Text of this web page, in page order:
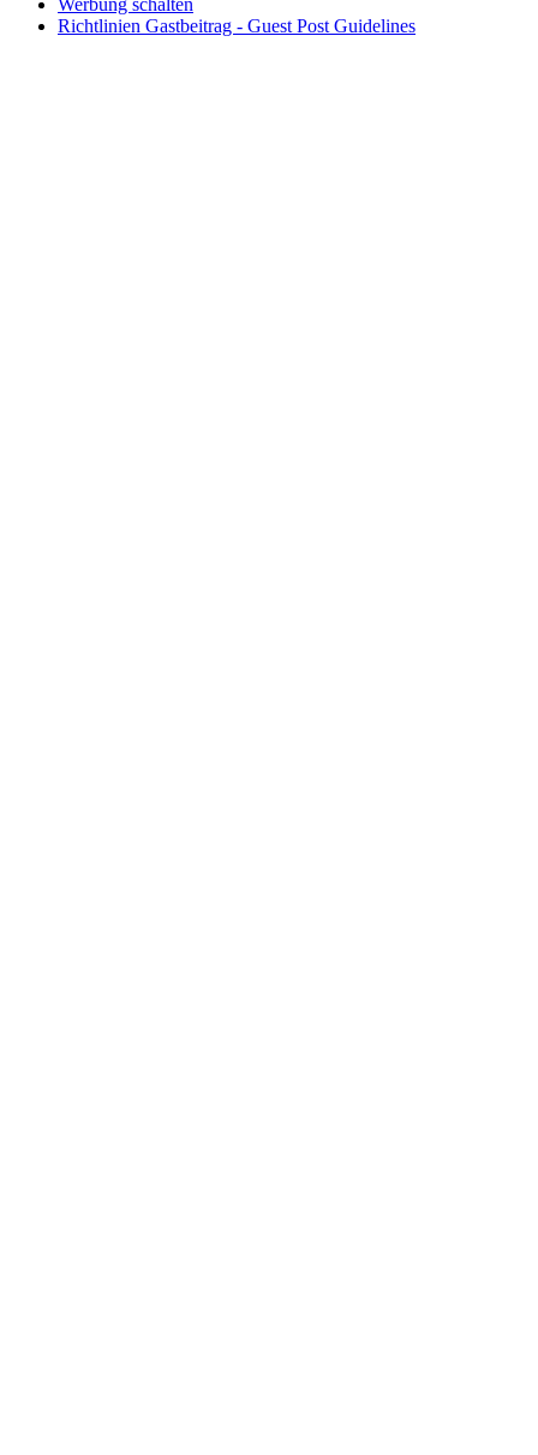
Richtlinien Gastbeitrag - Guest Post Guidelines